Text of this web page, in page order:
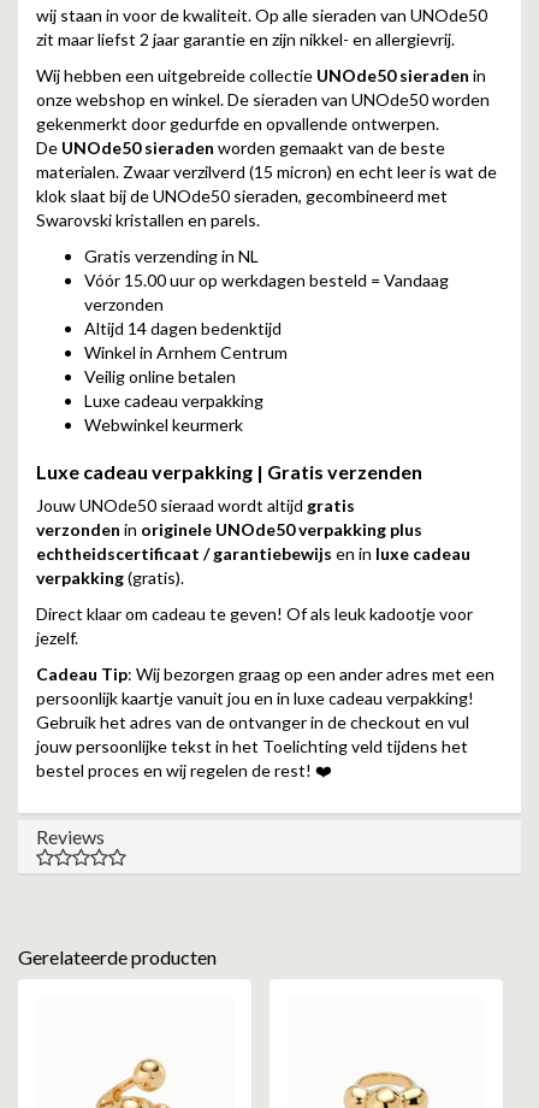
wij staan in voor de kwaliteit. Op alle sieraden van UNOde50
zit maar liefst 2 jaar garantie en zijn nikkel- en allergievrij.
Wij hebben een uitgebreide collectie UNOde50 sieraden in
onze webshop en winkel. De sieraden van UNOde50 worden
gekenmerkt door gedurfde en opvallende ontwerpen.
De UNOde50 sieraden worden gemaakt van de beste
materialen. Zwaar verzilverd (15 micron) en echt leer is wat de
klok slaat bij de UNOde50 sieraden, gecombineerd met
Swarovski kristallen en parels.
Gratis verzending in NL
Vóór 15.00 uur op werkdagen besteld = Vandaag
verzonden
Altijd 14 dagen bedenktijd
Winkel in Arnhem Centrum
Veilig online betalen
Luxe cadeau verpakking
Webwinkel keurmerk
Luxe cadeau verpakking | Gratis verzenden
Jouw UNOde50 sieraad wordt altijd gratis
verzonden in originele UNOde50 verpakking plus
echtheidscertificaat / garantiebewijs en in luxe cadeau
verpakking(gratis).
Direct klaar om cadeau te geven! Of als leuk kadootje voor
jezelf.
Cadeau Tip: Wij bezorgen graag op een ander adres met een
persoonlijk kaartje vanuit jou en in luxe cadeau verpakking!
Gebruik het adres van de ontvanger in de checkout en vul
jouw persoonlijke tekst in het Toelichting veld tijdens het
bestel proces en wij regelen de rest! ❤️
Reviews
Gerelateerde producten